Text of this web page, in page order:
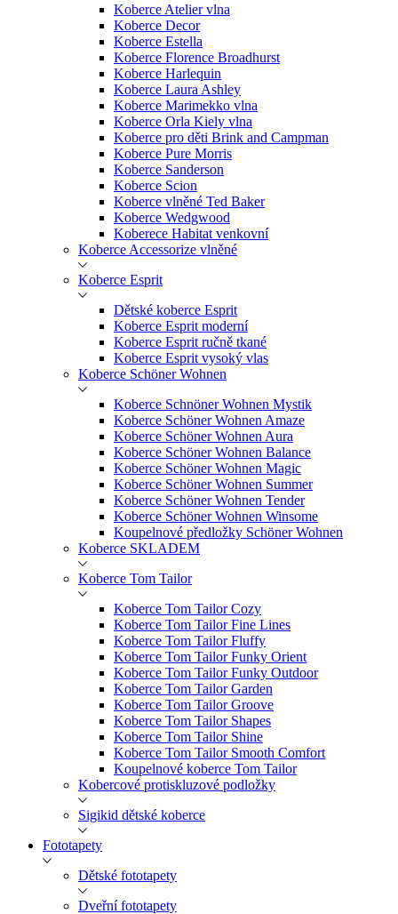
Koberce Atelier vlna
Koberce Decor
Koberce Estella
Koberce Florence Broadhurst
Koberce Harlequin
Koberce Laura Ashley
Koberce Marimekko vlna
Koberce Orla Kiely vlna
Koberce pro děti Brink and Campman
Koberce Pure Morris
Koberce Sanderson
Koberce Scion
Koberce vlněné Ted Baker
Koberce Wedgwood
Koberece Habitat venkovní
Koberce Accessorize vlněné
Koberce Esprit
Dětské koberce Esprit
Koberce Esprit moderní
Koberce Esprit ručně tkané
Koberce Esprit vysoký vlas
Koberce Schöner Wohnen
Koberce Schnöner Wohnen Mystik
Koberce Schöner Wohnen Amaze
Koberce Schöner Wohnen Aura
Koberce Schöner Wohnen Balance
Koberce Schöner Wohnen Magic
Koberce Schöner Wohnen Summer
Koberce Schöner Wohnen Tender
Koberce Schöner Wohnen Winsome
Koupelnové předložky Schöner Wohnen
Koberce SKLADEM
Koberce Tom Tailor
Koberce Tom Tailor Cozy
Koberce Tom Tailor Fine Lines
Koberce Tom Tailor Fluffy
Koberce Tom Tailor Funky Orient
Koberce Tom Tailor Funky Outdoor
Koberce Tom Tailor Garden
Koberce Tom Tailor Groove
Koberce Tom Tailor Shapes
Koberce Tom Tailor Shine
Koberce Tom Tailor Smooth Comfort
Koupelnové koberce Tom Tailor
Kobercové protiskluzové podložky
Sigikid dětské koberce
Fototapety
Dětské fototapety
Dveřní fototapety